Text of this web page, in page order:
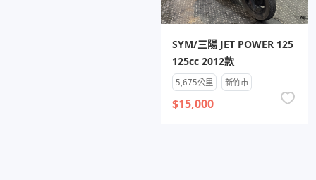
SYM/三陽 JET POWER 125
125cc 2012款
5,675公里 新竹市
$15,000